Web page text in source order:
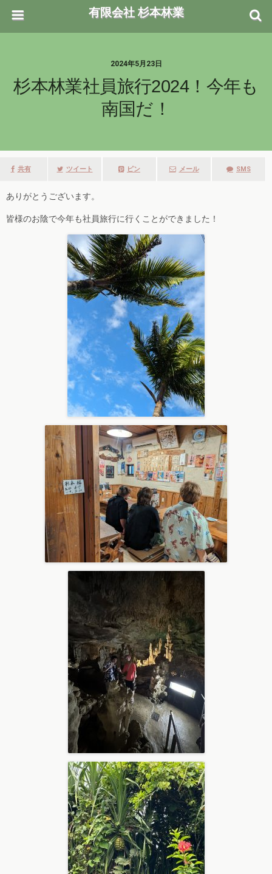
有限会社 杉本林業
2024年5月23日
杉本林業社員旅行2024！今年も
南国だ！
共有 ツイート ピン メール SMS
ありがとうございます。
皆様のお陰で今年も社員旅行に行くことができました！